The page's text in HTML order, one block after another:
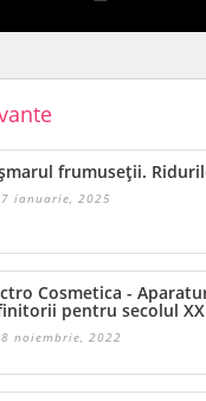
frumuseții.
ianuarie, 2025
Cosmetica -
pentru secolul
noiembrie, 2022